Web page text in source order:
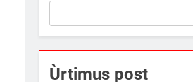
Ùrtimus post